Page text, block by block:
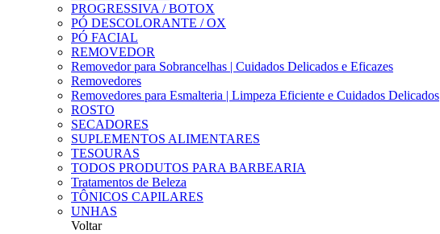
PROGRESSIVA / BOTOX
PÓ DESCOLORANTE / OX
PÓ FACIAL
REMOVEDOR
Removedor para Sobrancelhas | Cuidados Delicados e Eficazes
Removedores
Removedores para Esmalteria | Limpeza Eficiente e Cuidados Delicados
ROSTO
SECADORES
SUPLEMENTOS ALIMENTARES
TESOURAS
TODOS PRODUTOS PARA BARBEARIA
Tratamentos de Beleza
TÔNICOS CAPILARES
UNHAS
Voltar